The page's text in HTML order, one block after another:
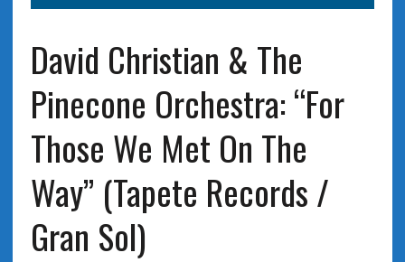
David Christian & The
Pinecone Orchestra: “For
Those We Met On The
Way” (Tapete Records /
Gran Sol)